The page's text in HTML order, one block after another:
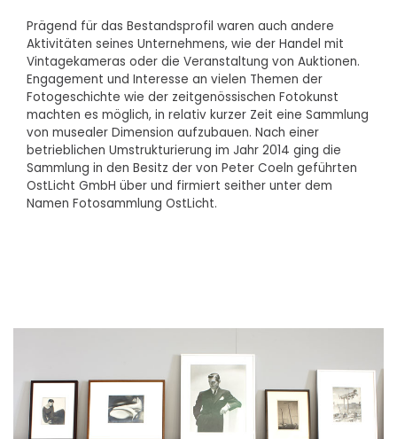
Prägend für das Bestandsprofil waren auch andere
Aktivitäten seines Unternehmens, wie der Handel mit
Vintagekameras oder die Veranstaltung von Auktionen.
Engagement und Interesse an vielen Themen der
Fotogeschichte wie der zeitgenössischen Fotokunst
machten es möglich, in relativ kurzer Zeit eine Sammlung
von musealer Dimension aufzubauen. Nach einer
betrieblichen Umstrukturierung im Jahr 2014 ging die
Sammlung in den Besitz der von Peter Coeln geführten
OstLicht GmbH über und firmiert seither unter dem
Namen Fotosammlung OstLicht.